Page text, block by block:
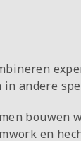
andere
bouwen
en